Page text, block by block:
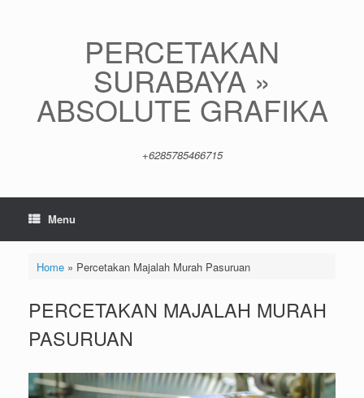
PERCETAKAN
SURABAYA »
ABSOLUTE GRAFIKA
+6285785466715
Menu
Home» Percetakan Majalah Murah Pasuruan
PERCETAKAN MAJALAH MURAH
PASURUAN